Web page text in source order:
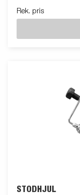
Rek. pris
STÖDHJUL